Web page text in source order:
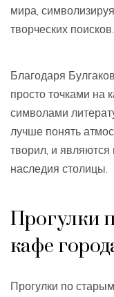
мира,
творческих поисков.
Благодаря
просто точками на
символами
лучше понять
творил, и являются
наследия столицы.
Прогулки
кафе
Прогулки по